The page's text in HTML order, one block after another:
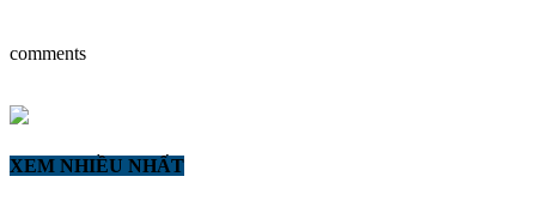
comments
XEM NHIỀU NHẤT